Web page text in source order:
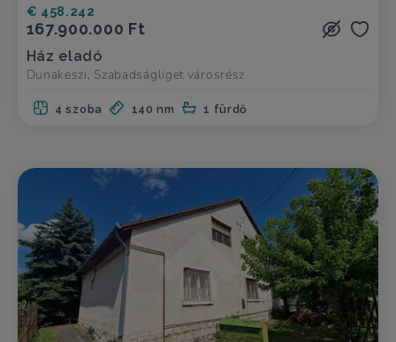
€ 458.242
167.900.000 Ft
Ház eladó
Dunakeszi, Szabadságliget városrész
4 szoba 140 nm 1 fürdő